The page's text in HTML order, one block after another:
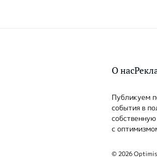
О нас
Публикуем
события в
с
© 2026